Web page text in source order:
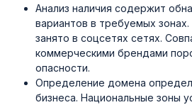
Анализ наличия содержит
вариантов в требуемых
занято в соцсетях сетях.
коммерческими брендами
опасности.
Определение домена
бизнеса. Национальные зоны